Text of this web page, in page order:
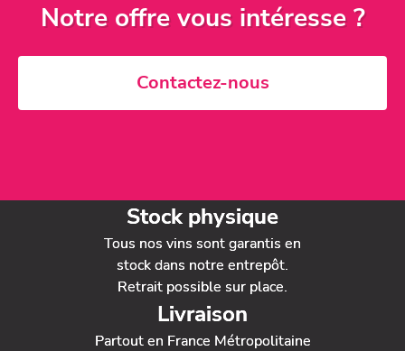
Notre offre vous intéresse ?
Contactez-nous
Stock physique
Tous nos vins sont garantis en
stock dans notre entrepôt.
Retrait possible sur place.
Livraison
Partout en France Métropolitaine